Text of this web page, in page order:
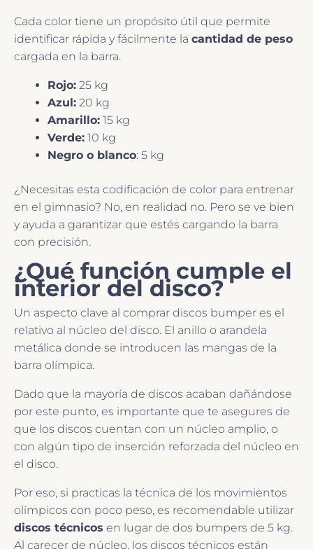
Cada color tiene un propósito útil que permite
identificar rápida y fácilmente la cantidad de peso
cargada en la barra.
Rojo: 25 kg
Azul: 20 kg
Amarillo: 15 kg
Verde: 10 kg
Negro o blanco: 5 kg
¿Necesitas esta codificación de color para entrenar
en el gimnasio? No, en realidad no. Pero se ve bien
y ayuda a garantizar que estés cargando la barra
con precisión.
¿Qué función cumple el
interior del disco?
Un aspecto clave al comprar discos bumper es el
relativo al núcleo del disco. El anillo o arandela
metálica donde se introducen las mangas de la
barra olímpica.
Dado que la mayoría de discos acaban dañándose
por este punto, es importante que te asegures de
que los discos cuentan con un núcleo amplio, o
con algún tipo de inserción reforzada del núcleo en
el disco.
Por eso, si practicas la técnica de los movimientos
olímpicos con poco peso, es recomendable utilizar
discos técnicos en lugar de dos bumpers de 5 kg.
Al carecer de núcleo, los discos técnicos están